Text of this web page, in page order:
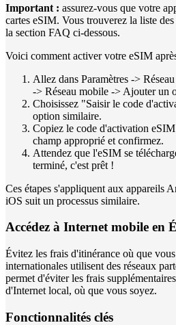
Important : assurez-vous que votre
cartes eSIM. Vous trouverez la liste
la section FAQ ci-dessous.
Voici comment activer votre eSIM
Allez dans Paramètres ->
-> Réseau mobile -> Ajouter un
Choisissez "Saisir le code
option similaire.
Copiez le code d'activation
champ approprié et confirmez.
Attendez que l'eSIM se
terminé, c'est prêt !
Ces étapes s'appliquent aux appareils
iOS suit un processus similaire.
Accédez à Internet mobile en
Évitez les frais d'itinérance où que
internationales utilisent des réseaux
permet d'éviter les frais
d'Internet local, où que vous soyez.
Fonctionnalités clés